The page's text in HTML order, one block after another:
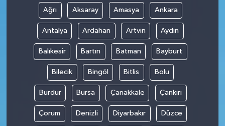
Ağrı Aksaray Amasya Ankara
Antalya Ardahan Artvin Aydın
Balıkesir Bartın Batman Bayburt
Bilecik Bingöl Bitlis Bolu
Burdur Bursa Çanakkale Çankırı
Çorum Denizli Diyarbakır Düzce